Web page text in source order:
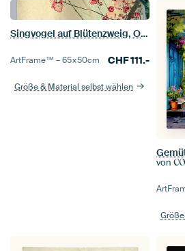
Singvogel auf Blütenzweig, Ohara Koson
ArtFrame™ –65×50cm CHF111.-
Größe & Material selbst wählen
von